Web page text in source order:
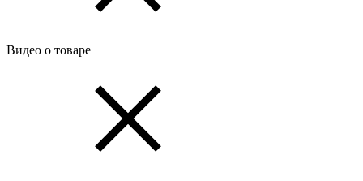
Видео о товаре